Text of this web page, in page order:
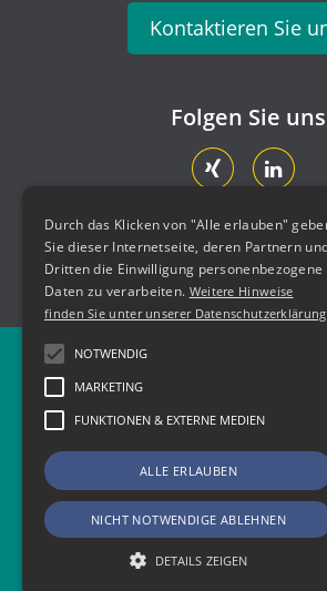
Kontaktieren Sie
Folgen Sie uns
Newsletter
Kontakt
Datenschutz
Copyright © 2026 AMZ
Durch das Klicken von "Alle erlauben"
Sie dieser Internetseite, deren Partnern
Dritten die Einwilligung personenbezogene
Daten zu verarbeiten. Weitere Hinweise
finden Sie unter unserer
NOTWENDIG
MARKETING
FUNKTIONEN & EXTERNE MEDIEN
ALLE ERLAUBEN
NICHT NOTWENDIGE ABLEHNEN
DETAILS ZEIGEN